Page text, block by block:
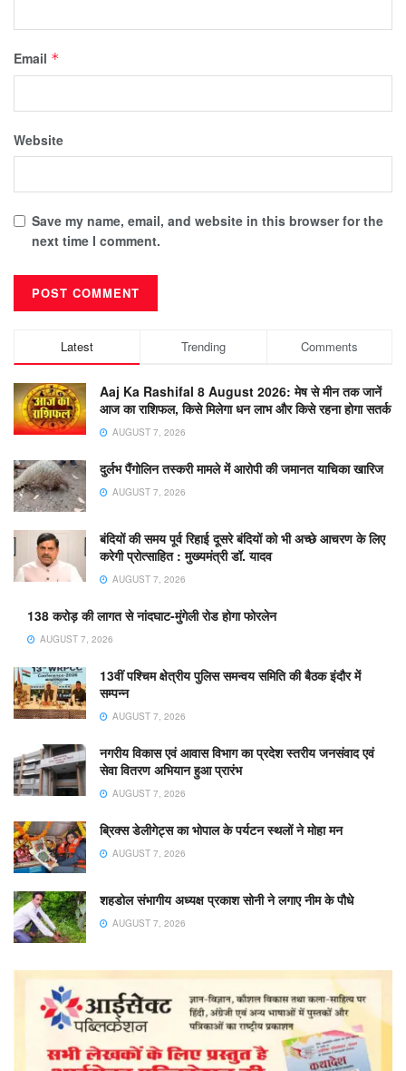
Email *
Website
Save my name, email, and website in this browser for the
next time I comment.
Latest Trending Comments
Aaj Ka Rashifal 8 August 2026: मेष से मीन तक जानें
आज का राशिफल, किसे मिलेगा धन लाभ और किसे रहना होगा सतर्क
AUGUST 7, 2026
दुर्लभ पैंगोलिन तस्करी मामले में आरोपी की जमानत याचिका खारिज
AUGUST 7, 2026
बंदियों की समय पूर्व रिहाई दूसरे बंदियों को भी अच्छे आचरण के लिए
करेगी प्रोत्साहित : मुख्यमंत्री डॉ. यादव
AUGUST 7, 2026
138 करोड़ की लागत से नांदघाट-मुंगेली रोड होगा फोरलेन
AUGUST 7, 2026
13वीं पश्चिम क्षेत्रीय पुलिस समन्वय समिति की बैठक इंदौर में
सम्पन्न
AUGUST 7, 2026
नगरीय विकास एवं आवास विभाग का प्रदेश स्तरीय जनसंवाद एवं
सेवा वितरण अभियान हुआ प्रारंभ
AUGUST 7, 2026
ब्रिक्स डेलीगेट्स का भोपाल के पर्यटन स्थलों ने मोहा मन
AUGUST 7, 2026
शहडोल संभागीय अध्यक्ष प्रकाश सोनी ने लगाए नीम के पौधे
AUGUST 7, 2026